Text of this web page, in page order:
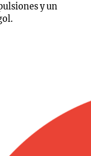
y un